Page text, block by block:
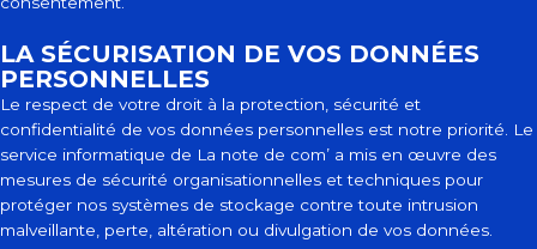
LA SÉCURISATION DE VOS DONNÉES
PERSONNELLES
Le respect de votre droit à la protection, sécurité et
confidentialité de vos données personnelles est notre priorité. Le
service informatique de La note de com’ a mis en œuvre des
mesures de sécurité organisationnelles et techniques pour
protéger nos systèmes de stockage contre toute intrusion
malveillante, perte, altération ou divulgation de vos données.